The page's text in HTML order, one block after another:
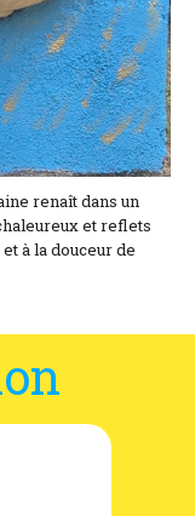
renaît dans un
et reflets
à la douceur de